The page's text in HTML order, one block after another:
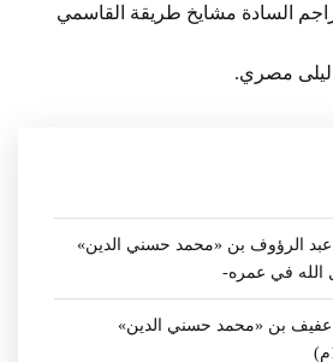
السادة مشايخ طريقة القاسمي
ليلى مصري.
الرؤوف بن «محمد حسني الدين»
عفيف بن «محمد حسني الدين»